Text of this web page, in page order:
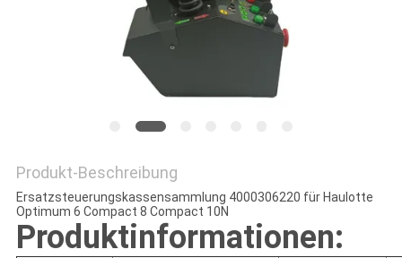
Produkt-Beschreibung
Ersatzsteuerungskassensammlung 4000306220 für Haulotte
Optimum 6 Compact 8 Compact 10N
Produktinformationen: